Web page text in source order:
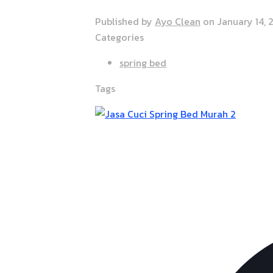
Published by Ayo Clean on January 14,
Categories
spring bed
Tags